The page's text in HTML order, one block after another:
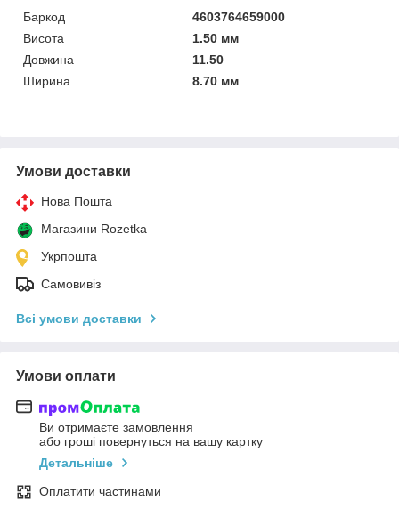
Баркод
4603764659000
Висота
1.50 мм
Довжина
11.50
Ширина
8.70 мм
Умови доставки
Нова Пошта
Магазини Rozetka
Укрпошта
Самовивіз
Всі умови доставки
Умови оплати
Ви отримаєте замовлення
або гроші повернуться на вашу картку
Детальніше
Оплатити частинами